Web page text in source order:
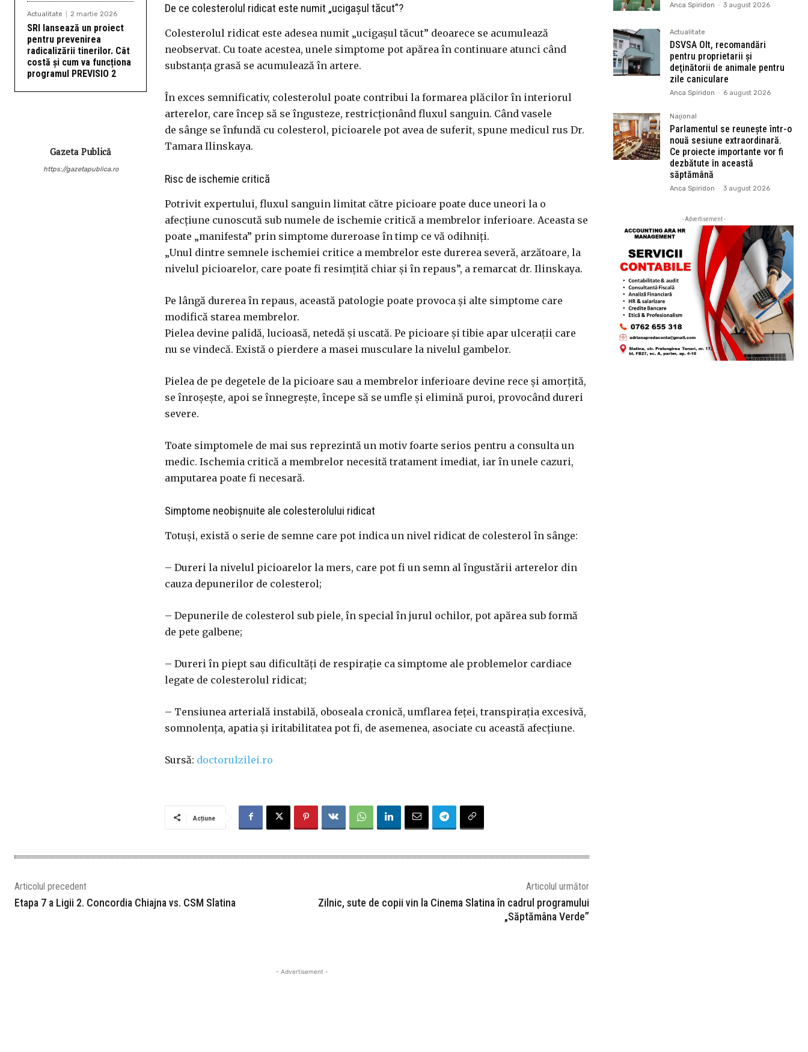
Actualitate 2 martie 2026
SRI lansează un proiect
pentru prevenirea
radicalizării tinerilor. Cât
costă și cum va funcționa
programul PREVISIO 2
Gazeta Publică
https://gazetapublica.ro
De ce colesterolul ridicat este numit „ucigașul tăcut”?
Colesterolul ridicat este adesea numit „ucigașul tăcut” deoarece se acumulează
neobservat. Cu toate acestea, unele simptome pot apărea în continuare atunci când
substanța grasă se acumulează în artere.
În exces semnificativ, colesterolul poate contribui la formarea plăcilor în interiorul
arterelor, care încep să se îngusteze, restricționând fluxul sanguin. Când vasele
de sânge se înfundă cu colesterol, picioarele pot avea de suferit, spune medicul rus Dr.
Tamara Ilinskaya.
Risc de ischemie critică
Potrivit expertului, fluxul sanguin limitat către picioare poate duce uneori la o
afecțiune cunoscută sub numele de ischemie critică a membrelor inferioare. Aceasta se
poate „manifesta” prin simptome dureroase în timp ce vă odihniți.
„Unul dintre semnele ischemiei critice a membrelor este durerea severă, arzătoare, la
nivelul picioarelor, care poate fi resimțită chiar și în repaus”, a remarcat dr. Ilinskaya.
Pe lângă durerea în repaus, această patologie poate provoca și alte simptome care
modifică starea membrelor.
Pielea devine palidă, lucioasă, netedă și uscată. Pe picioare și tibie apar ulcerații care
nu se vindecă. Există o pierdere a masei musculare la nivelul gambelor.
Pielea de pe degetele de la picioare sau a membrelor inferioare devine rece și amorțită,
se înroșește, apoi se înnegrește, începe să se umfle și elimină puroi, provocând dureri
severe.
Toate simptomele de mai sus reprezintă un motiv foarte serios pentru a consulta un
medic. Ischemia critică a membrelor necesită tratament imediat, iar în unele cazuri,
amputarea poate fi necesară.
Simptome neobişnuite ale colesterolului ridicat
Totuși, există o serie de semne care pot indica un nivel ridicat de colesterol în sânge:
– Dureri la nivelul picioarelor la mers, care pot fi un semn al îngustării arterelor din
cauza depunerilor de colesterol;
– Depunerile de colesterol sub piele, în special în jurul ochilor, pot apărea sub formă
de pete galbene;
– Dureri în piept sau dificultăți de respirație ca simptome ale problemelor cardiace
legate de colesterolul ridicat;
– Tensiunea arterială instabilă, oboseala cronică, umflarea feței, transpirația excesivă,
somnolența, apatia și iritabilitatea pot fi, de asemenea, asociate cu această afecțiune.
Sursă: doctorulzilei.ro
Acțiune
Articolul precedent
Etapa 7 a Ligii 2. Concordia Chiajna vs. CSM Slatina
Articolul următor
Zilnic, sute de copii vin la Cinema Slatina în cadrul programului
„Săptămâna Verde”
- Advertisement -
Anca Spiridon - 3 august 2026
Actualitate
DSVSA Olt, recomandări
pentru proprietarii şi
deţinătorii de animale pentru
zile caniculare
Anca Spiridon - 6 august 2026
Naţional
Parlamentul se reunește într-o
nouă sesiune extraordinară.
Ce proiecte importante vor fi
dezbătute în această
săptămână
Anca Spiridon - 3 august 2026
- Advertisement -